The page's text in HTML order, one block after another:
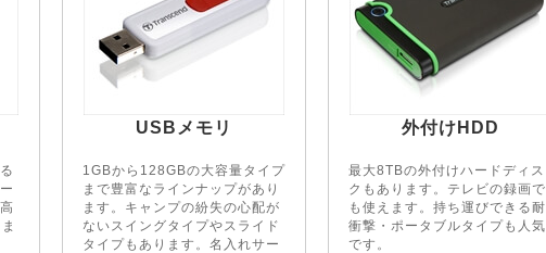
USBメモリ
1GBから128GBの大容量タイプ
まで豊富なラインナップがあり
ます。キャンプの紛失の心配が
ないスイングタイプやスライド
タイプもあります。名入れサー
外付けHDD
最大8TBの外付けハードディス
クもあります。テレビの録画で
も使えます。持ち運びできる耐
衝撃・ポータブルタイプも人気
です。